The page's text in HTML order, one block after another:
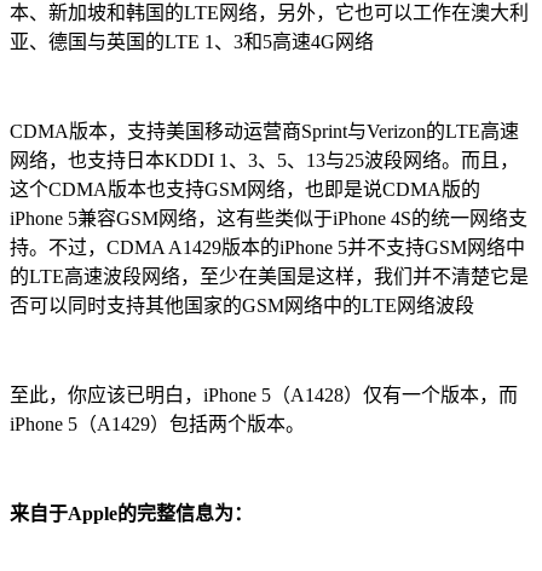
本、新加坡和韩国的LTE网络，另外，它也可以工作在澳大利
亚、德国与英国的LTE 1、3和5高速4G网络
CDMA版本，支持美国移动运营商Sprint与Verizon的LTE高速
网络，也支持日本KDDI 1、3、5、13与25波段网络。而且，
这个CDMA版本也支持GSM网络，也即是说CDMA版的
iPhone 5兼容GSM网络，这有些类似于iPhone 4S的统一网络支
持。不过，CDMA A1429版本的iPhone 5并不支持GSM网络中
的LTE高速波段网络，至少在美国是这样，我们并不清楚它是
否可以同时支持其他国家的GSM网络中的LTE网络波段
至此，你应该已明白，iPhone 5（A1428）仅有一个版本，而
iPhone 5（A1429）包括两个版本。
来自于Apple的完整信息为：